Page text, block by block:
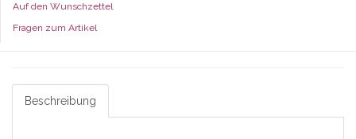
Auf den Wunschzettel
Fragen zum Artikel
Beschreibung